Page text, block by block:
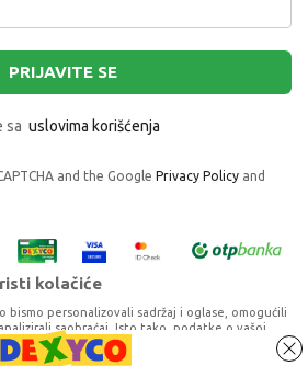
PRIJAVITE SE
sa uslovima korišćenja
and the Google Privacy Policy and
kolačiće
bismo personalizovali sadržaj i oglase, omogućili
saobraćaj. Isto tako, podatke o vašoj
s partnerima za društvene medije,
mogu kombinovati s drugim podacima koje ste im